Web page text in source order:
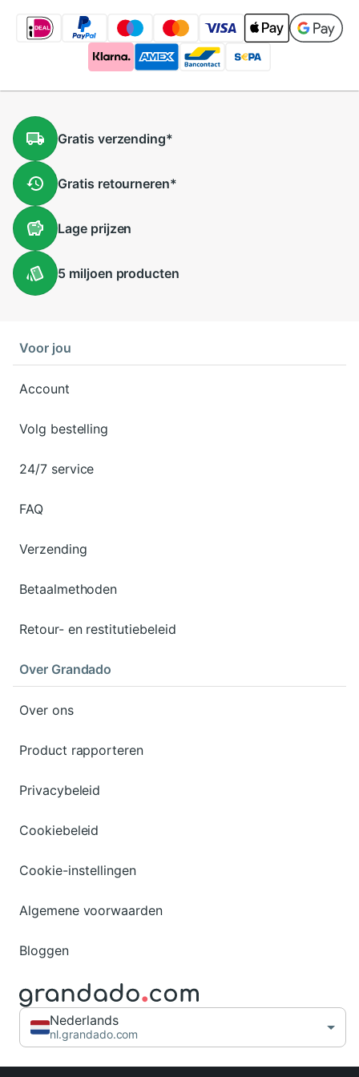
Gratis verzending*
Gratis retourneren*
Lageprijzen
5 miljoen producten
Voor jou
Account
Volg bestelling
24/7 service
FAQ
Verzending
Betaalmethoden
Retour- en restitutiebeleid
Over Grandado
Over ons
Product rapporteren
Privacybeleid
Cookiebeleid
Cookie-instellingen
Algemene voorwaarden
Bloggen
Nederlands
nl.grandado.com